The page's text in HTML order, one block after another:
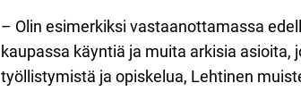
– Olin esimerkiksi vastaanottamassa
kaupassa käyntiä ja muita arkisia
työllistymistä ja opiskelua, Lehtinen